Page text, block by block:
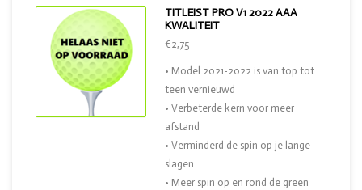
TITLEIST PRO V1 2022 AAA
KWALITEIT
€2,75
• Model 2021-2022 is van top tot
teen vernieuwd
• Verbeterde kern voor meer
afstand
• Verminderd de spin op je lange
slagen
• Meer spin op en rond de green